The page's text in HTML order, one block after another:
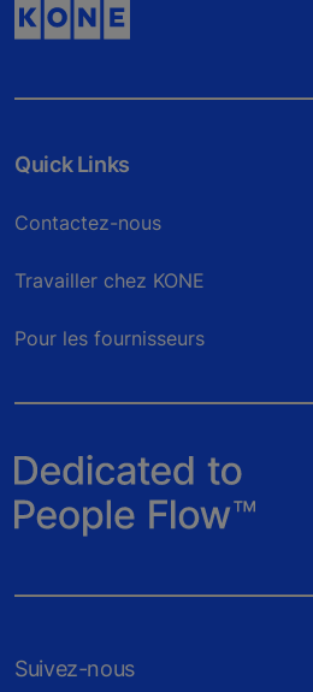
Quick Links
Contactez-nous
Travailler chez KONE
Pour les fournisseurs
Suivez-nous